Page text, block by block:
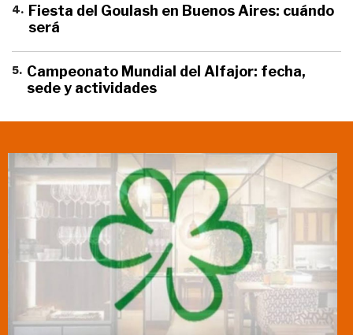
4. Fiesta del Goulash en Buenos Aires: cuándo
será
5. Campeonato Mundial del Alfajor: fecha,
sede y actividades